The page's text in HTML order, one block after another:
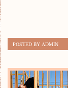
POSTED BY ADMIN